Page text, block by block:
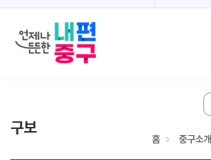
구보
홈 중구소개